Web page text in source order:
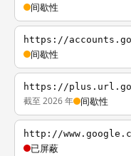
间歇性
https://
间歇性
https://
截至 2026 年 间歇性
http://
已屏蔽